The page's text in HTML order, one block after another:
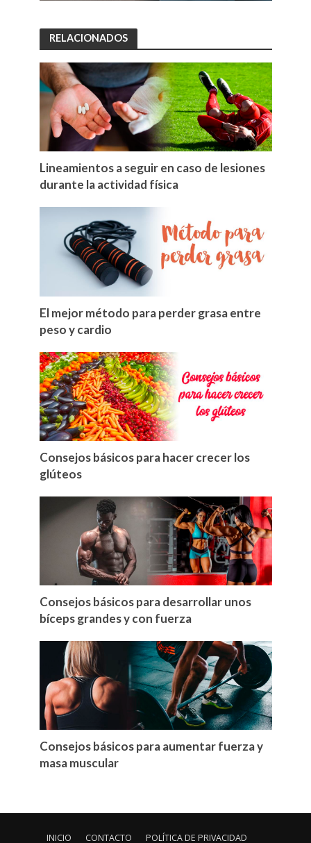
RELACIONADOS
Lineamientos a seguir en caso de lesiones
durante la actividad física
El mejor método para perder grasa entre
peso y cardio
Consejos básicos para hacer crecer los
glúteos
Consejos básicos para desarrollar unos
bíceps grandes y con fuerza
Consejos básicos para aumentar fuerza y
masa muscular
INICIO CONTACTO POLÍTICA DE PRIVACIDAD